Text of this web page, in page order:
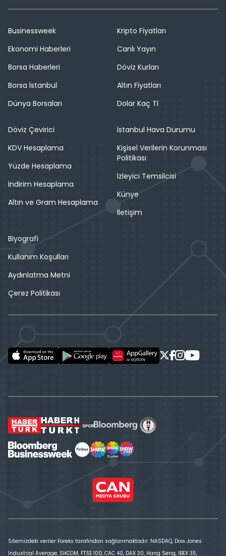
Businessweek
Ekonomi Haberleri
Borsa Haberleri
Borsa İstanbul
Dünya Borsaları
Kripto Fiyatları
Canlı Yayın
Döviz Kurları
Altın Fiyatları
Dolar Kaç Tl
Döviz Çevirici
KDV Hesaplama
Yüzde Hesaplama
İndirim Hesaplama
Altın ve Gram Hesaplama
İstanbul Hava Durumu
Kişisel Verilerin Korunması
Politikası
İzleyici Temsilcisi
Künye
İletişim
Biyografi
Kullanım Koşulları
Aydınlatma Metni
Çerez Politikası
Sitemizdeki veriler Foreks tarafından sağlanmaktadır. NASDAQ, Dow Jones
Industrial Average, SHCOM, FTSE 100, CAC 40, DAX 30, Hang Seng, IBEX 35,